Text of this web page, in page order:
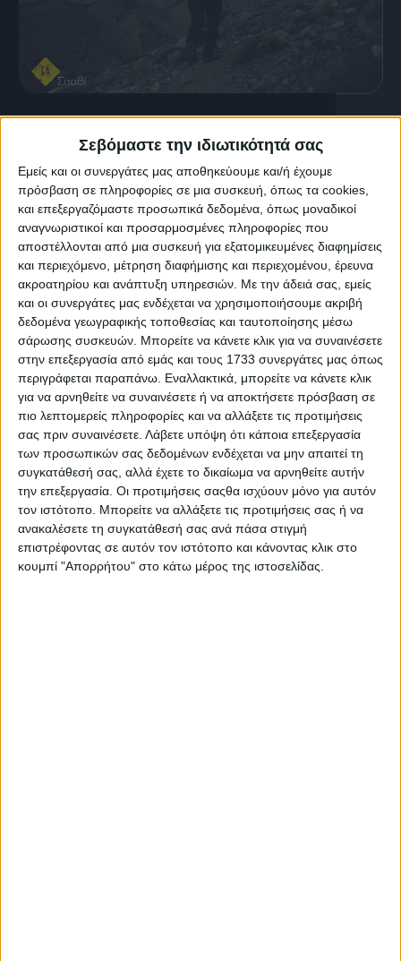
Σεβόμαστε την ιδιωτικότητά σας
Εμείς και οι συνεργάτες μας αποθηκεύουμε και/ή έχουμε
πρόσβαση σε πληροφορίες σε μια συσκευή, όπως τα cookies,
και επεξεργαζόμαστε προσωπικά δεδομένα, όπως μοναδικοί
αναγνωριστικοί και προσαρμοσμένες πληροφορίες που
αποστέλλονται από μια συσκευή για εξατομικευμένες διαφημίσεις
και περιεχόμενο, μέτρηση διαφήμισης και περιεχομένου, έρευνα
ακροατηρίου και ανάπτυξη υπηρεσιών. Με την άδειά σας, εμείς
και οι συνεργάτες μας ενδέχεται να χρησιμοποιήσουμε ακριβή
δεδομένα γεωγραφικής τοποθεσίας και ταυτοποίησης μέσω
σάρωσης συσκευών. Μπορείτε να κάνετε κλικ για να συναινέσετε
στην επεξεργασία από εμάς και τους 1733 συνεργάτες μας όπως
περιγράφεται παραπάνω. Εναλλακτικά, μπορείτε να κάνετε κλικ
για να αρνηθείτε να συναινέσετε ή να αποκτήσετε πρόσβαση σε
πιο λεπτομερείς πληροφορίες και να αλλάξετε τις προτιμήσεις
σας πριν συναινέσετε. Λάβετε υπόψη ότι κάποια επεξεργασία
των προσωπικών σας δεδομένων ενδέχεται να μην απαιτεί τη
συγκατάθεσή σας, αλλά έχετε το δικαίωμα να αρνηθείτε αυτήν
την επεξεργασία. Οι προτιμήσεις σαςθα ισχύουν μόνο για αυτόν
τον ιστότοπο. Μπορείτε να αλλάξετε τις προτιμήσεις σας ή να
ανακαλέσετε τη συγκατάθεσή σας ανά πάσα στιγμή
επιστρέφοντας σε αυτόν τον ιστότοπο και κάνοντας κλικ στο
κουμπί "Απορρήτου" στο κάτω μέρος της ιστοσελίδας.
28 Απριλίου, 2024
Ε4 | Επεισόδιο 7
21 Απριλίου, 2024
Ε4 | Επεισόδιο 6